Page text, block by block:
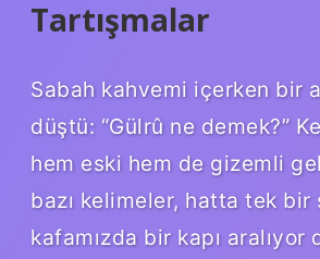
Tartışmalar
Sabah kahvemi içerken bir
düştü: “Gülrû ne demek?”
hem eski hem de gizemli
bazı kelimeler, hatta tek bir
kafamızda bir kapı aralıyor